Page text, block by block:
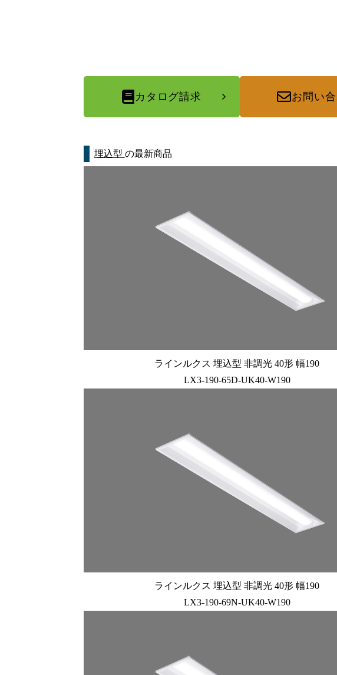
カタログ請求 お問い
埋込型 の最新商品
ラインルクス 埋込型 非調光 40形 幅190
LX3-190-65D-UK40-W190
ラインルクス 埋込型 非調光 40形 幅190
LX3-190-69N-UK40-W190